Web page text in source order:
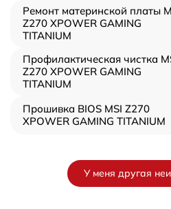
Ремонт материнской платы
Z270 XPOWER GAMING
TITANIUM
Профилактическая чистка
Z270 XPOWER GAMING
TITANIUM
Прошивка BIOS MSI Z270
XPOWER GAMING TITANIUM
У меня другая